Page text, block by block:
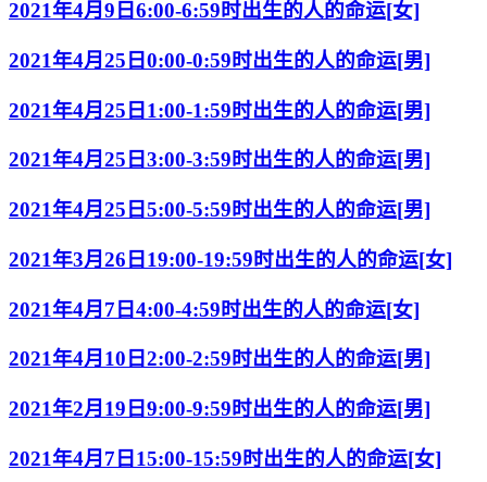
2021年4月9日6:00-6:59时出生的人的命运[女]
2021年4月25日0:00-0:59时出生的人的命运[男]
2021年4月25日1:00-1:59时出生的人的命运[男]
2021年4月25日3:00-3:59时出生的人的命运[男]
2021年4月25日5:00-5:59时出生的人的命运[男]
2021年3月26日19:00-19:59时出生的人的命运[女]
2021年4月7日4:00-4:59时出生的人的命运[女]
2021年4月10日2:00-2:59时出生的人的命运[男]
2021年2月19日9:00-9:59时出生的人的命运[男]
2021年4月7日15:00-15:59时出生的人的命运[女]